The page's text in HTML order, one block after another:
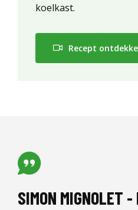
koelkast.
Recept
SIMON MIGNOLET -